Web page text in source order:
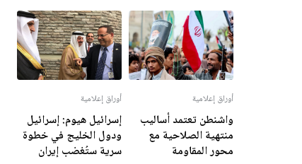
أوراق إعلامية
واشنطن تعتمد أساليب
منتهية الصلاحية مع
محور المقاومة
أوراق إعلامية
إسرائيل هيوم: إسرائيل
ودول الخليج في خطوة
سرية ستُغضب إيران